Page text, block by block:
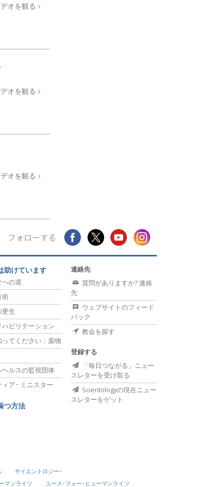
オを観る
オを観る
オを観る
フォローする
助けています
への道
術
更生
ビリテーション
てください：薬物
ヘルスの監視団体
ア･ ミニスター
つ方法
連絡先
質問がありますか? 連絡
先
ウェブサイトのフィード
バック
教会を探す
登録する
「毎日つながる」ニュー
スレターを受け取る
Scientologyの現在ニュー
スレターをゲット
サイエントロジー･
マンライツ ユース･フォー･ヒューマンライツ